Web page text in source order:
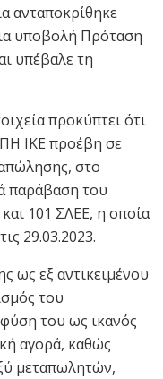
ανταποκρίθηκε
υποβολή Πρόταση
υπέβαλε τη
προκύπτει ότι
ΙΚΕ προέβη σε
στο
παράβαση του
101 ΣΛΕΕ, η οποία
29.03.2023.
ως εξ αντικειμένου
του
του ως ικανός
αγορά, καθώς
μεταπωλητών,